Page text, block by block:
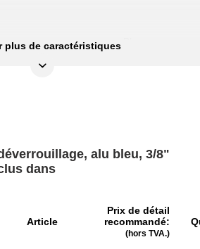
mm:
en mm:
Aluminium
plus de caractéristiques
alu bleu, 3/8"
dans
Article
Prix de détail
recommandé:
(hors TVA.)